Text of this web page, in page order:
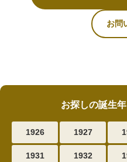
お問
お探しの誕生
1926 1927
1931 1932